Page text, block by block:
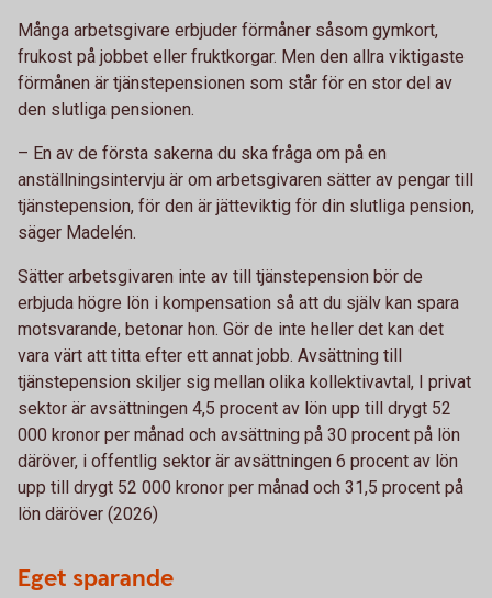
Många arbetsgivare erbjuder förmåner såsom gymkort,
frukost på jobbet eller fruktkorgar. Men den allra viktigaste
förmånen är tjänstepensionen som står för en stor del av
den slutliga pensionen.
– En av de första sakerna du ska fråga om på en
anställningsintervju är om arbetsgivaren sätter av pengar till
tjänstepension, för den är jätteviktig för din slutliga pension,
säger Madelén.
Sätter arbetsgivaren inte av till tjänstepension bör de
erbjuda högre lön i kompensation så att du själv kan spara
motsvarande, betonar hon. Gör de inte heller det kan det
vara värt att titta efter ett annat jobb. Avsättning till
tjänstepension skiljer sig mellan olika kollektivavtal, I privat
sektor är avsättningen 4,5 procent av lön upp till drygt 52
000 kronor per månad och avsättning på 30 procent på lön
däröver, i offentlig sektor är avsättningen 6 procent av lön
upp till drygt 52 000 kronor per månad och 31,5 procent på
lön däröver (2026)
Eget sparande